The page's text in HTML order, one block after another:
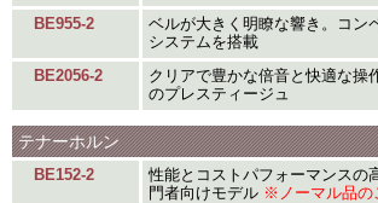
BE955-2
ベルが大きく明瞭な響き。コン
システムを搭載
BE2056-2
クリアで豊かな倍音と快適な操
のプレスティージュ
テナーホルン
BE152-2
性能とコストパフォーマンスの
門者向けモデル ※ノーマル品の